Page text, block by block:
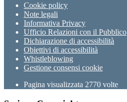
Cookie policy
Note legali
Informativa Privacy
Ufficio Relazioni con il Pubblico
Dichiarazione di accessibilità
Obiettivi di accessibilità
Whistleblowing
Gestione consensi cookie
Pagina visualizzata 2770 volte